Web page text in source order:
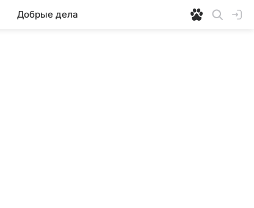
Добрые дела